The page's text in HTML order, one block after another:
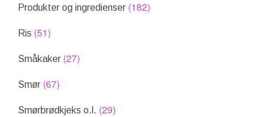
Produkter og ingredienser (182)
Ris (51)
Småkaker (27)
Smør (67)
Smørbrødkjeks o.l. (29)